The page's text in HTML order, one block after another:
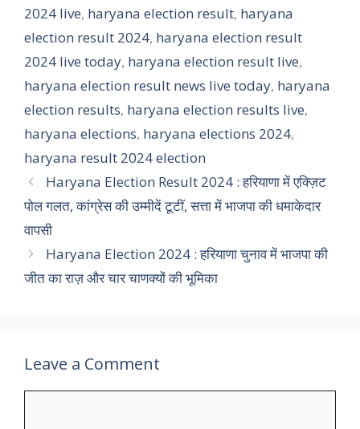
2024 live, haryana election result, haryana
election result 2024, haryana election result
2024 live today, haryana election result live,
haryana election result news live today, haryana
election results, haryana election results live,
haryana elections, haryana elections 2024,
haryana result 2024 election
Haryana Election Result 2024 : हरियाणा में एक्ज़िट
पोल गलत, कांग्रेस की उम्मीदें टूटीं, सत्ता में भाजपा की धमाकेदार
वापसी
Haryana Election 2024 : हरियाणा चुनाव में भाजपा की
जीत का राज़ और चार चाणक्यों की भूमिका
Leave a Comment